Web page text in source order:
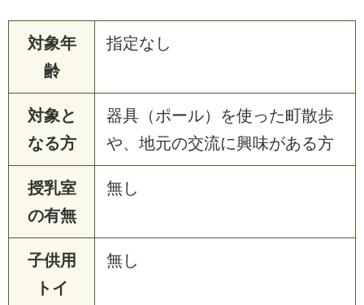
対象年
齢
指定なし
対象と
なる方
器具（ポール）を使った町散歩
や、地元の交流に興味がある方
授乳室
の有無
無し
子供用
トイ
無し